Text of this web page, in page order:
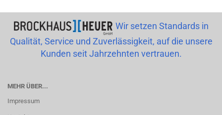
Wir setzen Standards in
Qualität, Service und Zuverlässigkeit, auf die unsere
Kunden seit Jahrzehnten vertrauen.
MEHR ÜBER...
Impressum